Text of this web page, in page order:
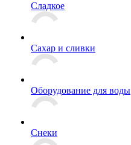
Сладкое
Сахар и сливки
Оборудование для воды
Снеки